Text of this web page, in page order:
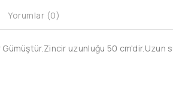
Yorumlar (0)
uzunluğu 50 cm'dir.Uzun